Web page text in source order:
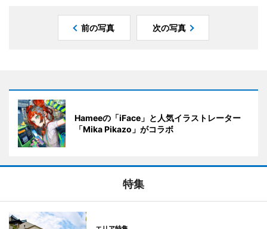
前の写真 次の写真
Hameeの「iFace」と人気イラストレーター
「Mika Pikazo」がコラボ
特集